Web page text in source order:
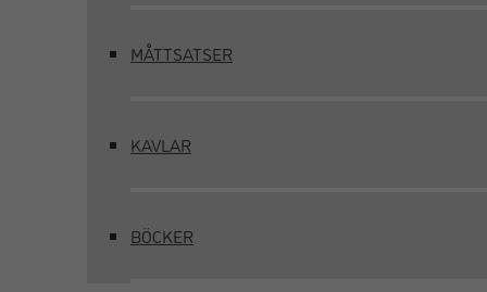
MÅTTSATSER
KAVLAR
BÖCKER